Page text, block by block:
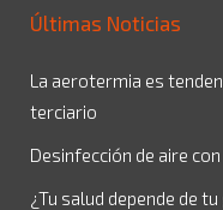
Últimas Noticias
La aerotermia es
terciario
Desinfección de aire
¿Tu salud depende de